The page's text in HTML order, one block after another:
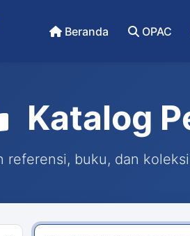
Beranda OPAC
Katalog
referensi, buku, dan